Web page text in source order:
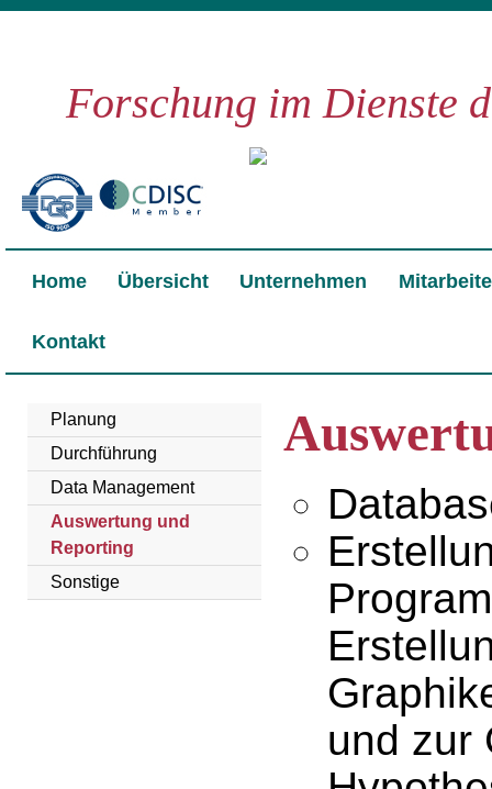
Forschung im Dienste
Home Übersicht Unternehmen
Kontakt
Planung
Durchführung
Data Management
Auswertung und
Reporting
Sonstige
und zur